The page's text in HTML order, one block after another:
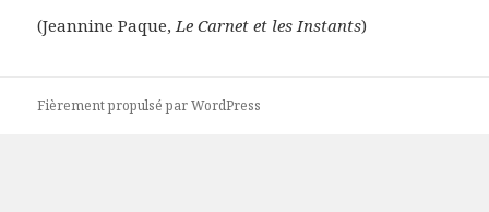
(Jeannine Paque,Le Carnet et les Instants)
Fièrement propulsé par WordPress